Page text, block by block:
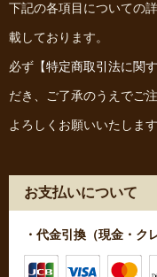
下記の各項目についての
載しております。
必ず 【特定商取引法に関
だき、ご了承のうえでご
よろしくお願いいたします
お支払いについて
・代金引換（現金・ク